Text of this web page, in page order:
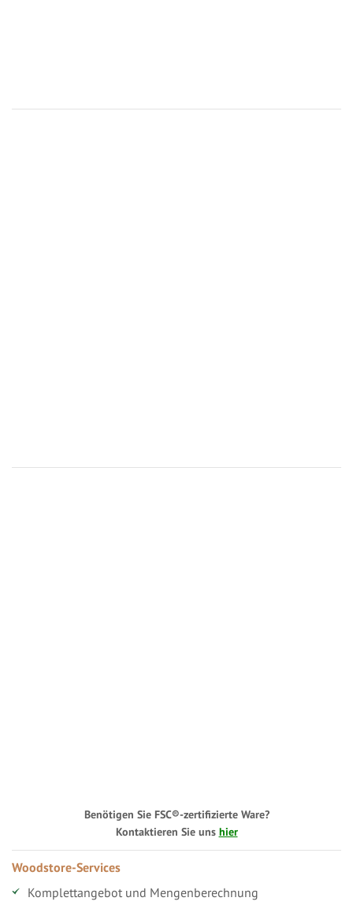
Benötigen Sie FSC®-zertifizierte Ware?
Kontaktieren Sie uns hier
Woodstore-Services
Komplettangebot und Mengenberechnung